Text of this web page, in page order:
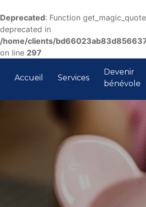
Deprecated: Function
deprecated in
/home/clients/
on line 297
Accueil Services
Devenir
bénévole